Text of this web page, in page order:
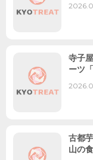
寺子
ーツ
古都
山の